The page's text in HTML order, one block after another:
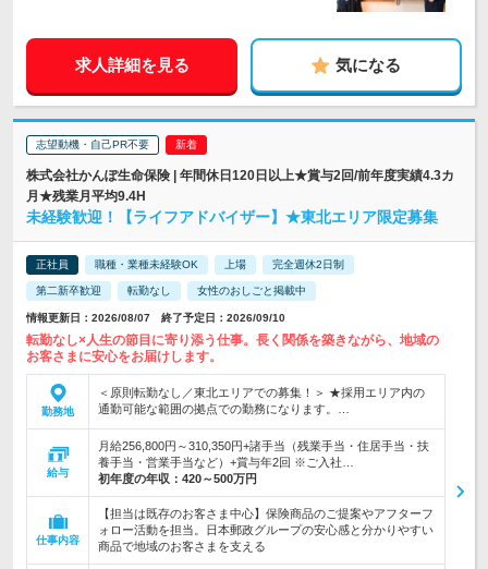
求人詳細を見る 気になる
志望動機・自己PR不要
株式会社かんぽ生命保険 | 年間休日120日以上★賞与2回/前年度実績4.3カ
月★残業月平均9.4H
未経験歓迎！【ライフアドバイザー】★東北エリア限定募集
正社員 職種・業種未経験OK 上場 完全週休2日制
第二新卒歓迎 転勤なし 女性のおしごと掲載中
情報更新日：2026/08/07 終了予定日：2026/09/10
転勤なし×人生の節目に寄り添う仕事。長く関係を築きながら、地域の
お客さまに安心をお届けします。
勤務地
＜原則転勤なし／東北エリアでの募集！＞ ★採用エリア内の
通勤可能な範囲の拠点での勤務になります。…
給与
月給256,800円～310,350円+諸手当（残業手当・住居手当・扶
養手当・営業手当など）+賞与年2回 ※ご入社…
初年度の年収： 420～500万円
仕事内容
【担当は既存のお客さま中心】保険商品のご提案やアフターフ
ォロー活動を担当。日本郵政グループの安心感と分かりやすい
商品で地域のお客さまを支える